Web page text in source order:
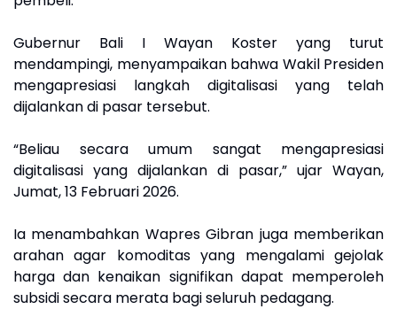
Gubernur Bali I Wayan Koster yang turut
mendampingi, menyampaikan bahwa Wakil Presiden
mengapresiasi langkah digitalisasi yang telah
dijalankan di pasar tersebut.
“Beliau secara umum sangat mengapresiasi
digitalisasi yang dijalankan di pasar,” ujar Wayan,
Jumat, 13 Februari 2026.
Ia menambahkan Wapres Gibran juga memberikan
arahan agar komoditas yang mengalami gejolak
harga dan kenaikan signifikan dapat memperoleh
subsidi secara merata bagi seluruh pedagang.